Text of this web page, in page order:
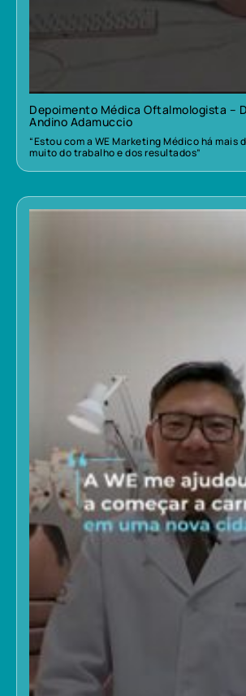
Depoimento Médica Oftalmologista –
Andino Adamuccio
“Estou com a WE Marketing Médico há mais
muito do trabalho e dos resultados”